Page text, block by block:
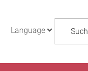
Language